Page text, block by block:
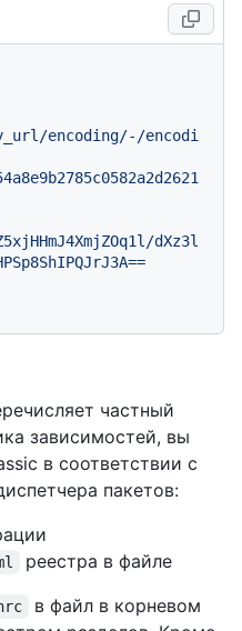
encoding/-/encodi
dXz3l
частный
зависимостей, вы
в соответствии с
пакетов:
реестра в файле
в файл в корневом